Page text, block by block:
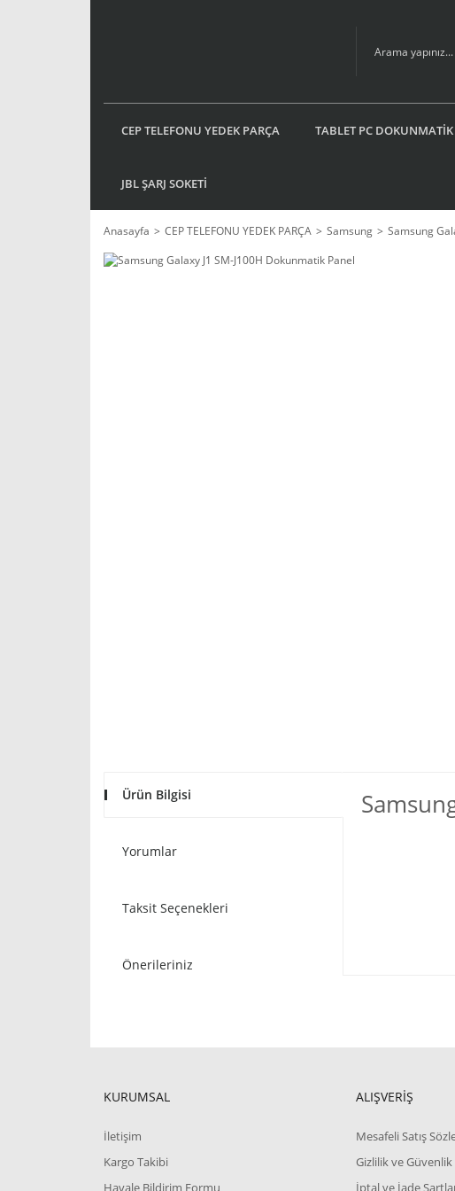
CEP TELEFONU YEDEK PARÇA TABLET PC DOKUNMATİK
JBL ŞARJ SOKETİ
Anasayfa CEP TELEFONU YEDEK PARÇA Samsung Samsung
Ürün Bilgisi
Yorumlar
Taksit Seçenekleri
Önerileriniz
KURUMSAL
İletişim
Kargo Takibi
Havale Bildirim Formu
ALIŞVERİŞ
Mesafeli Satış
Gizlilik ve Güvenlik
İptal ve İade